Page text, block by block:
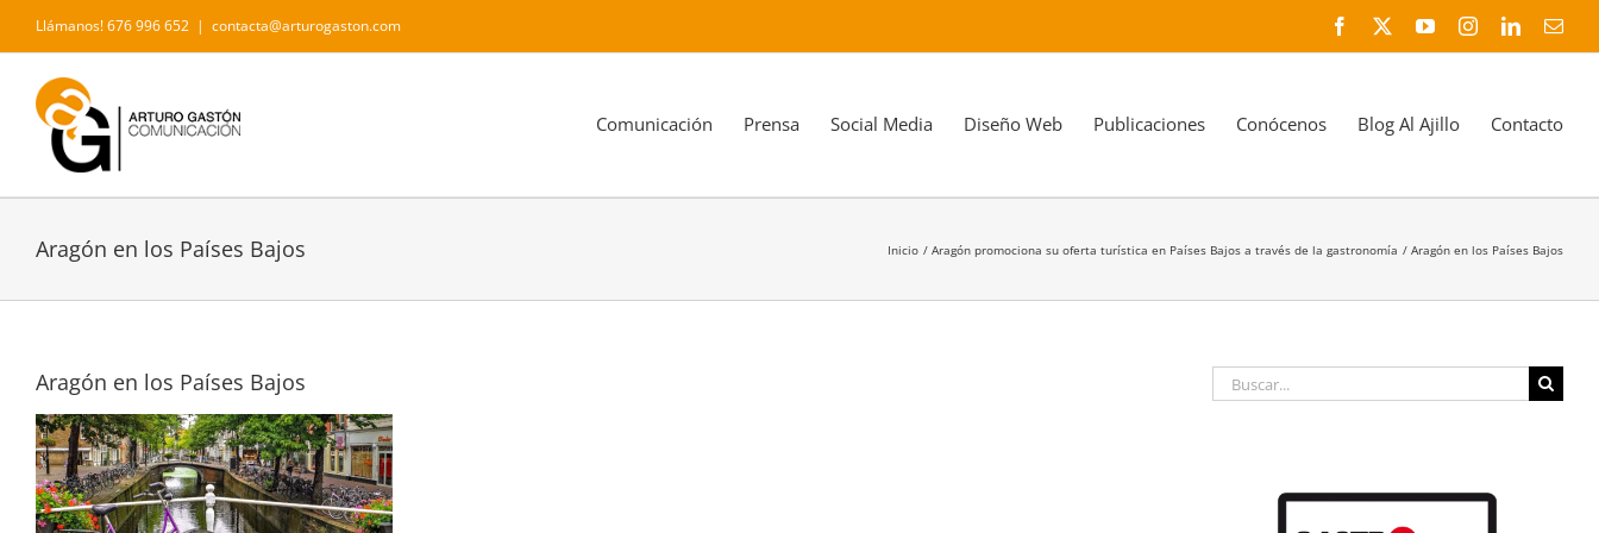
contenido
Llámanos! 676 996 652 | contacta@arturogaston.com Facebook YouTubeInstagramLinkedIn
Comunicación Prensa Social Media Diseño Web Publicaciones Conócenos Blog Al Ajillo Contacto
Aragón en los Países Bajos Inicio Aragón promociona su oferta turística en Países Bajos a través de la gastronomía Aragón en los Países Bajos
Aragón en los Países Bajos Buscar: